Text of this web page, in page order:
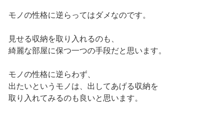
モノの性格に逆らってはダメなのです。
見せる収納を取り入れるのも、
綺麗な部屋に保つ一つの手段だと思います。
モノの性格に逆らわず、
出たいというモノは、出してあげる収納を
取り入れてみるのも良いと思います。